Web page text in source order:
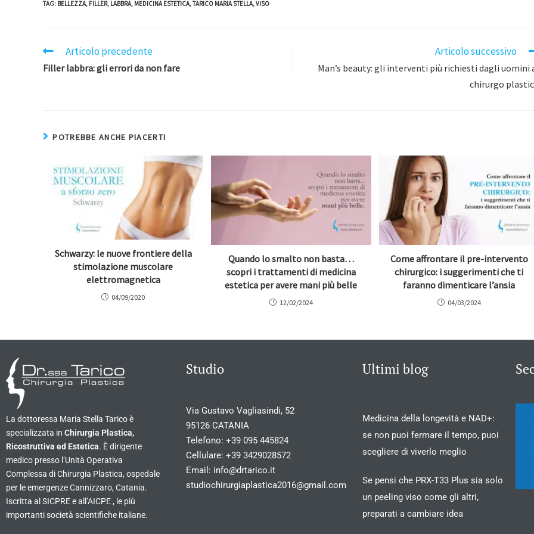
TAG: BELLEZZA, FILLER, LABBRA, MEDICINA ESTETICA, TARICO MARIA STELLA, VISO
Articolo precedente
Filler labbra: gli errori da non fare
Articolo successivo
Man’s beauty: gli interventi più richiesti dagli uomini
chirurgo
POTREBBE ANCHE PIACERTI
Schwarzy: le nuove frontiere della
stimolazione muscolare
elettromagnetica
04/09/2020
Quando lo smalto non basta…
scopri i trattamenti di medicina
estetica per avere mani più belle
12/02/2024
Come affrontare il pre-intervento
chirurgico: i suggerimenti che ti
faranno dimenticare l’ansia
04/03/2024
La dottoressa Maria Stella Tarico è
specializzata in Chirurgia Plastica,
Ricostruttiva ed Estetica. È dirigente
medico presso l’Unità Operativa
Complessa di Chirurgia Plastica, ospedale
per le emergenze Cannizzaro, Catania.
Iscritta al SICPRE e all’AICPE , le più
importanti società scientifiche italiane.
Studio
Via Gustavo Vagliasindi, 52
95126 CATANIA
Telefono:+39 095 445824
Cellulare:+39 3429028572
Email: info@drtarico.it
studiochirurgiaplastica2016@gmail.com
Ultimi blog
Medicina della longevità e NAD+:
se non puoi fermare il tempo, puoi
scegliere di viverlo meglio
Se pensi che PRX-T33 Plus sia solo
un peeling viso come gli altri,
preparati a cambiare idea